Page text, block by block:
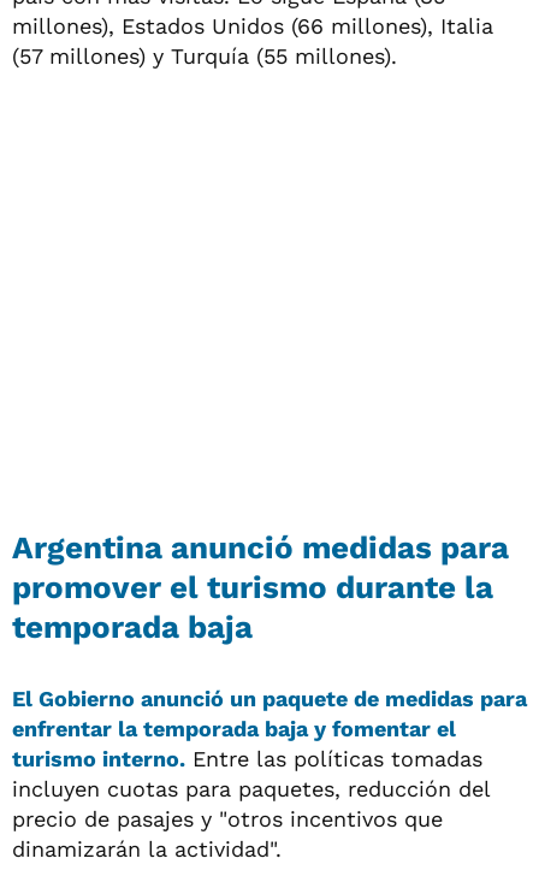
millones), Estados Unidos (66 millones), Italia
(57 millones) y Turquía (55 millones).
Argentina anunció medidas para
promover el turismo durante la
temporada baja
El Gobierno anunció un paquete de medidas para
enfrentar la temporada baja y fomentar el
turismo interno. Entre las políticas tomadas
incluyen cuotas para paquetes, reducción del
precio de pasajes y "otros incentivos que
dinamizarán la actividad".